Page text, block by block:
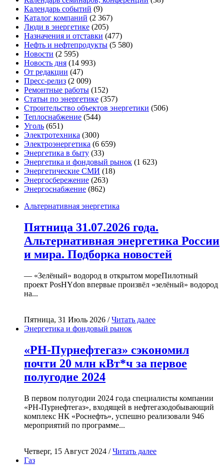
Календарь событий (9)
Каталог компаний (2 367)
Люди в энергетике (205)
Назначения и отставки (477)
Нефть и нефтепродукты (5 580)
Новости (2 595)
Новость дня (14 993)
От редакции (47)
Пресс-релиз (2 009)
Ремонтные работы (152)
Статьи по энергетике (357)
Строительство объектов энергетики (506)
Теплоснабжение (544)
Уголь (651)
Электротехника (300)
Электроэнергетика (6 659)
Энергетика в быту (33)
Энергетика и фондовый рынок (1 623)
Энергетические СМИ (18)
Энергосбережение (263)
Энергоснабжение (862)
Альтернативная энергетика
Пятница 31.07.2026 года.
Альтернативная энергетика России
и мира. Подборка новостей
— «Зелёный» водород в открытом мореПилотный
проект PosHYdon впервые произвёл «зелёный» водород
на...
Пятница, 31 Июль 2026 /Читать далее
Энергетика и фондовый рынок
«РН-Пурнефтегаз» сэкономил
почти 20 млн кВт*ч за первое
полугодие 2024
В первом полугодии 2024 года специалисты компании
«РН-Пурнефтегаз», входящей в нефтегазодобывающий
комплекс НК «Роснефть», успешно реализовали 946
мероприятий по программе...
Четверг, 15 Август 2024 /Читать далее
Газ